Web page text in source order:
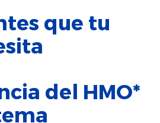
que tu
del HMO*